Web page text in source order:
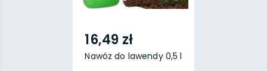
16,49 zł
Nawóz do lawendy 0,5 l